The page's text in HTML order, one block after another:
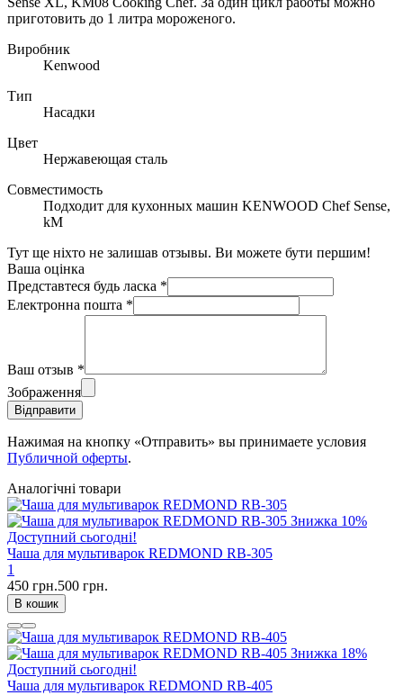
приготовить до 1 литра мороженого.
Виробник
Kenwood
Тип
Насадки
Цвет
Нержавеющая сталь
Совместимость
Подходит для кухонных машин KENWOOD Chef Sense,
kM
Тут ще ніхто не залишав отзывы. Ви можете бути першим!
Ваша оцінка
Представтеся будь ласка *
Електронна пошта *
Ваш отзыв *
Зображення
Відправити
Нажимая на кнопку «Отправить» вы принимаете условия
Публичной оферты.
Аналогічні товари
Знижка 10%
Доступний сьогодні!
Чаша для мультиварок REDMOND RB-305
1
450 грн.500 грн.
В кошик
Знижка 18%
Доступний сьогодні!
Чаша для мультиварок REDMOND RB-405